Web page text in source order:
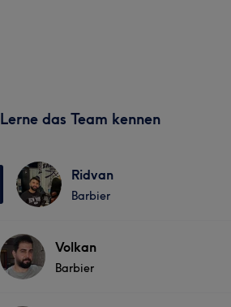
Lerne das Team kennen
Ridvan
Barbier
Volkan
Barbier